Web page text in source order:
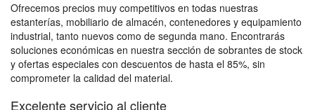
Ofrecemos precios muy competitivos en todas nuestras
estanterías, mobiliario de almacén, contenedores y equipamiento
industrial, tanto nuevos como de segunda mano. Encontrarás
soluciones económicas en nuestra sección de sobrantes de stock
y ofertas especiales con descuentos de hasta el 85%, sin
comprometer la calidad del material.
Excelente servicio al cliente